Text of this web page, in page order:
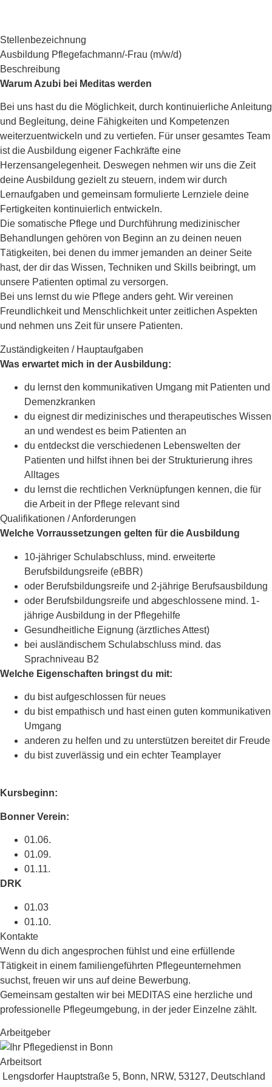
Stellenbezeichnung
Ausbildung Pflegefachmann/-Frau (m/w/d)
Beschreibung
Warum Azubi bei Meditas werden
Bei uns hast du die Möglichkeit, durch kontinuierliche Anleitung
und Begleitung, deine Fähigkeiten und Kompetenzen
weiterzuentwickeln und zu vertiefen. Für unser gesamtes Team
ist die Ausbildung eigener Fachkräfte eine
Herzensangelegenheit. Deswegen nehmen wir uns die Zeit
deine Ausbildung gezielt zu steuern, indem wir durch
Lernaufgaben und gemeinsam formulierte Lernziele deine
Fertigkeiten kontinuierlich entwickeln.
Die somatische Pflege und Durchführung medizinischer
Behandlungen gehören von Beginn an zu deinen neuen
Tätigkeiten, bei denen du immer jemanden an deiner Seite
hast, der dir das Wissen, Techniken und Skills beibringt, um
unsere Patienten optimal zu versorgen.
Bei uns lernst du wie Pflege anders geht. Wir vereinen
Freundlichkeit und Menschlichkeit unter zeitlichen Aspekten
und nehmen uns Zeit für unsere Patienten.
Zuständigkeiten / Hauptaufgaben
Was erwartet mich in der Ausbildung:
du lernst den kommunikativen Umgang mit Patienten und
Demenzkranken
du eignest dir medizinisches und therapeutisches Wissen
an und wendest es beim Patienten an
du entdeckst die verschiedenen Lebenswelten der
Patienten und hilfst ihnen bei der Strukturierung ihres
Alltages
du lernst die rechtlichen Verknüpfungen kennen, die für
die Arbeit in der Pflege relevant sind
Qualifikationen / Anforderungen
Welche Vorraussetzungen gelten für die Ausbildung
10-jähriger Schulabschluss, mind. erweiterte
Berufsbildungsreife (eBBR)
oder Berufsbildungsreife und 2-jährige Berufsausbildung
oder Berufsbildungsreife und abgeschlossene mind. 1-
jährige Ausbildung in der Pflegehilfe
Gesundheitliche Eignung (ärztliches Attest)
bei ausländischem Schulabschluss mind. das
Sprachniveau B2
Welche Eigenschaften bringst du mit:
du bist aufgeschlossen für neues
du bist empathisch und hast einen guten kommunikativen
Umgang
anderen zu helfen und zu unterstützen bereitet dir Freude
du bist zuverlässig und ein echter Teamplayer
Kursbeginn:
Bonner Verein:
01.06.
01.09.
01.11.
DRK
01.03
01.10.
Kontakte
Wenn du dich angesprochen fühlst und eine erfüllende
Tätigkeit in einem familiengeführten Pflegeunternehmen
suchst, freuen wir uns auf deine Bewerbung.
Gemeinsam gestalten wir bei MEDITAS eine herzliche und
professionelle Pflegeumgebung, in der jeder Einzelne zählt.
Arbeitgeber
Arbeitsort
Lengsdorfer Hauptstraße 5, Bonn, NRW, 53127, Deutschland